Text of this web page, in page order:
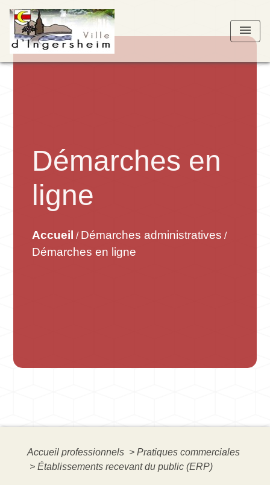
menu
Démarches en
ligne
Accueil / Démarches administratives /
Démarches en ligne
Accueil professionnels > Pratiques commerciales
> Établissements recevant du public (ERP)